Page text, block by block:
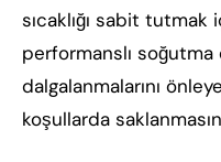
sıcaklığı sabit tutmak
performanslı soğutma
dalgalanmalarını
koşullarda